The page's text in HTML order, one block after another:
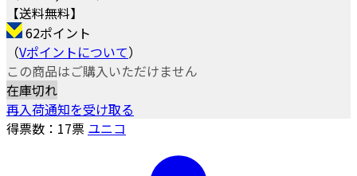
【送料無料】
62ポイント
（Vポイントについて）
この商品はご購入いただけません
在庫切れ
再入荷通知を受け取る
得票数： 17票 ユニコ